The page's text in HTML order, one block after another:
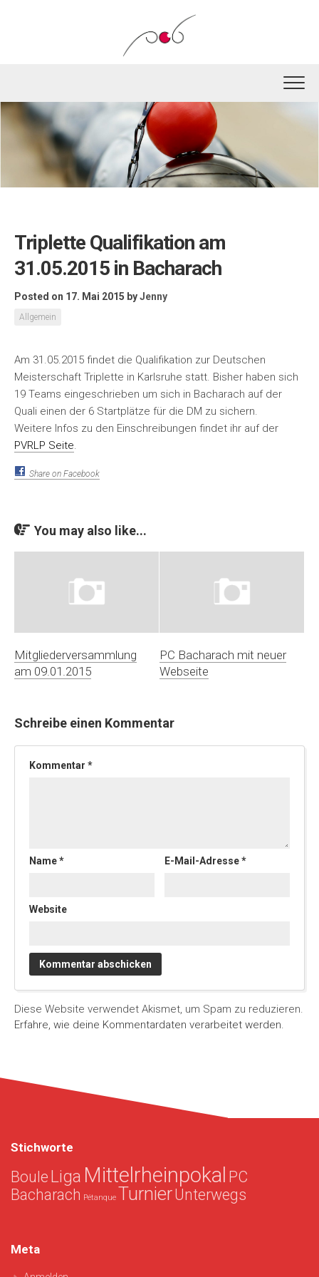
Triplette Qualifikation am
31.05.2015 in Bacharach
Posted on 17. Mai 2015 byJenny
Allgemein
Am 31.05.2015 findet die Qualifikation zur Deutschen
Meisterschaft Triplette in Karlsruhe statt. Bisher haben sich
19 Teams eingeschrieben um sich in Bacharach auf der
Quali einen der 6 Startplätze für die DM zu sichern.
Weitere Infos zu den Einschreibungen findet ihr auf der
PVRLP Seite.
Share on Facebook
You may also like...
Mitgliederversammlung
am 09.01.2015
PC Bacharach mit neuer
Webseite
Schreibe einen Kommentar
Kommentar *
Name* E-Mail-Adresse*
Website
Diese Website verwendet Akismet, um Spam zu reduzieren.
Erfahre, wie deine Kommentardaten verarbeitet werden.
Stichworte
Boule Liga Mittelrheinpokal PC
Bacharach Pétanque TurnierUnterwegs
Meta